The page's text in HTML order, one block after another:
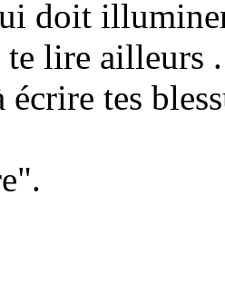
doit
lire ailleurs .
écrire tes